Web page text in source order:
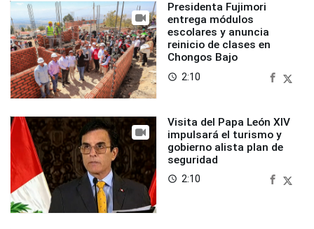
Presidenta Fujimori
entrega módulos
escolares y anuncia
reinicio de clases en
Chongos Bajo
access_time 2:10
Visita del Papa León XIV
impulsará el turismo y
gobierno alista plan de
seguridad
access_time 2:10